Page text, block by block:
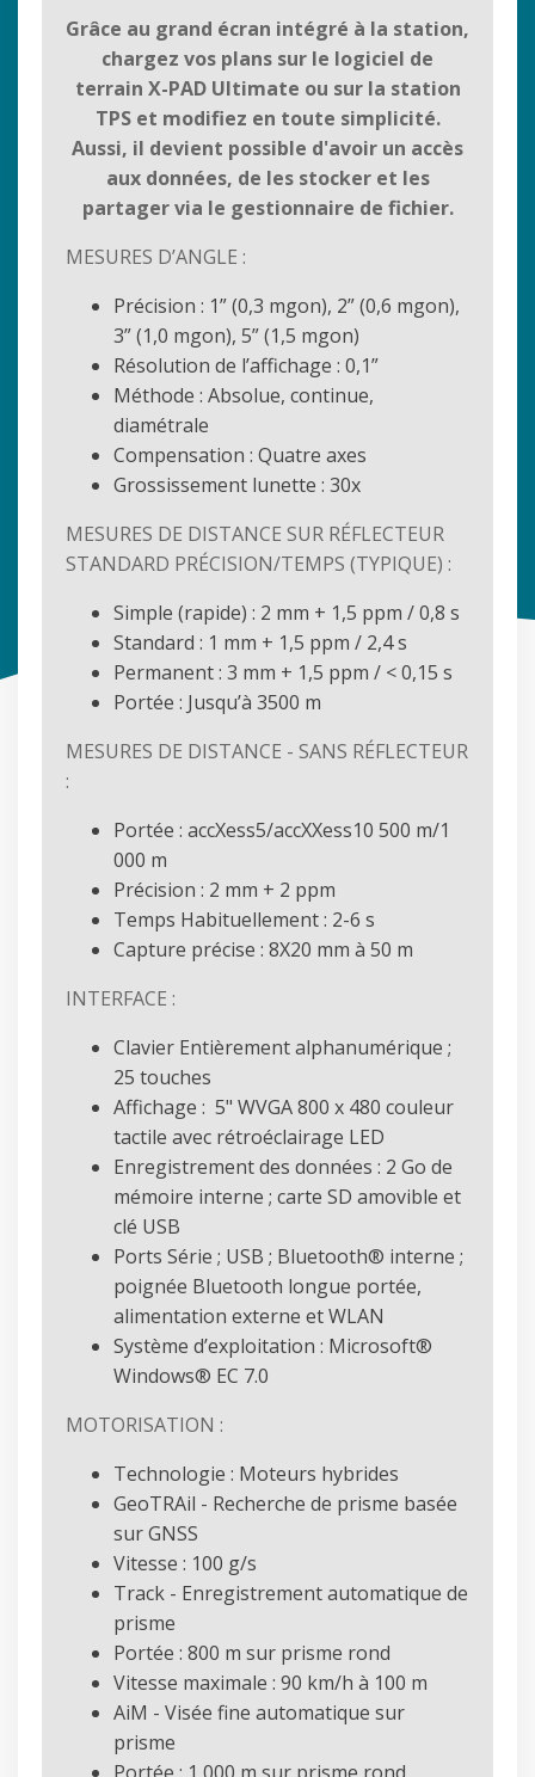
Grâce au grand écran intégré à la station,
chargez vos plans sur le logiciel de
terrain X-PAD Ultimate ou sur la station
TPS et modifiez en toute simplicité.
Aussi, il devient possible d'avoir un accès
aux données, de les stocker et les
partager via le gestionnaire de fichier.
MESURES D’ANGLE :
Précision : 1” (0,3 mgon), 2” (0,6 mgon),
3” (1,0 mgon), 5” (1,5 mgon)
Résolution de l’affichage : 0,1”
Méthode : Absolue, continue,
diamétrale
Compensation : Quatre axes
Grossissement lunette : 30x
MESURES DE DISTANCE SUR RÉFLECTEUR
STANDARD PRÉCISION/TEMPS (TYPIQUE) :
Simple (rapide) : 2 mm + 1,5 ppm / 0,8 s
Standard : 1 mm + 1,5 ppm / 2,4 s
Permanent : 3 mm + 1,5 ppm / < 0,15 s
Portée : Jusqu’à 3500 m
MESURES DE DISTANCE - SANS RÉFLECTEUR
:
Portée : accXess5/accXXess10 500 m/1
000 m
Précision : 2 mm + 2 ppm
Temps Habituellement : 2-6 s
Capture précise : 8X20 mm à 50 m
INTERFACE :
Clavier Entièrement alphanumérique ;
25 touches
Affichage : 5" WVGA 800 x 480 couleur
tactile avec rétroéclairage LED
Enregistrement des données : 2 Go de
mémoire interne ; carte SD amovible et
clé USB
Ports Série ; USB ; Bluetooth® interne ;
poignée Bluetooth longue portée,
alimentation externe et WLAN
Système d’exploitation : Microsoft®
Windows® EC 7.0
MOTORISATION :
Technologie : Moteurs hybrides
GeoTRAil - Recherche de prisme basée
sur GNSS
Vitesse : 100 g/s
Track - Enregistrement automatique de
prisme
Portée : 800 m sur prisme rond
Vitesse maximale : 90 km/h à 100 m
AiM - Visée fine automatique sur
prisme